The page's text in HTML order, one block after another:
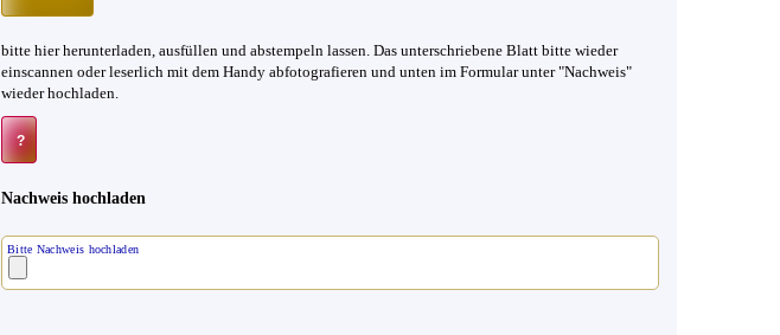
bitte hier herunterladen, ausfüllen und abstempeln lassen. Das unterschriebene Blatt bitte wieder
einscannen oder leserlich mit dem Handy abfotografieren und unten im Formular unter "Nachweis"
wieder hochladen.
?
Nachweis hochladen
Bitte Nachweis hochladen